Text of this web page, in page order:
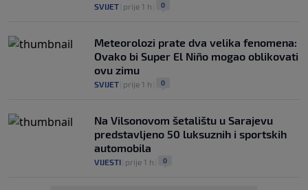
SVIJET prije 1 h 0
Meteorolozi prate dva velika fenomena:
Ovako bi Super El Niño mogao oblikovati
ovu zimu
SVIJET prije 1 h 0
Na Vilsonovom šetalištu u Sarajevu
predstavljeno 50 luksuznih i sportskih
automobila
VIJESTI prije 1 h 0